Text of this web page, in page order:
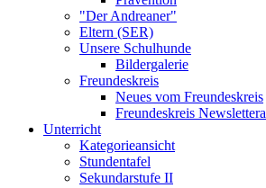
"Der Andreaner"
Eltern (SER)
Unsere Schulhunde
Bildergalerie
Freundeskreis
Neues vom Freundeskreis
Freundeskreis
Unterricht
Kategorieansicht
Stundentafel
Sekundarstufe II